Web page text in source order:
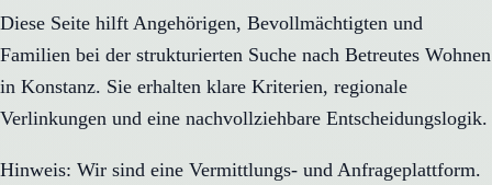
Diese Seite hilft Angehörigen, Bevollmächtigten und
Familien bei der strukturierten Suche nach Betreutes Wohnen
in Konstanz. Sie erhalten klare Kriterien, regionale
Verlinkungen und eine nachvollziehbare Entscheidungslogik.
Hinweis: Wir sind eine Vermittlungs- und Anfrageplattform.